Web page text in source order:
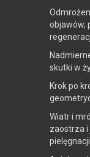
objawów,
skutki w
Krok po
Wiatr i
zaostrza i
pielęgnacji